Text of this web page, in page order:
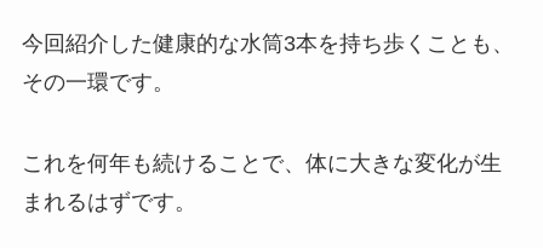
今回紹介した健康的な水筒3本を持ち歩くことも、
その一環です。
これを何年も続けることで、体に大きな変化が生
まれるはずです。